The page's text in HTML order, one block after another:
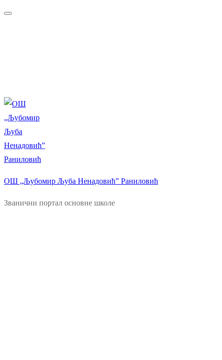
Прескочи
Изборник
Затворити
ОШ „Љубомир Љуба Ненадовић” Раниловић
Званични портал основне школе